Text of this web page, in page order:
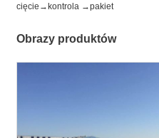
cięcie→kontrola →pakiet
Obrazy produktów